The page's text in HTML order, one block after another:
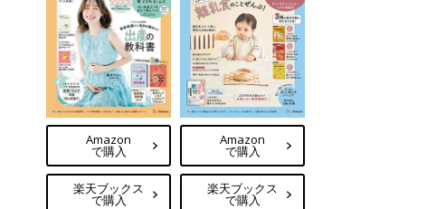
Amazon
で購入
楽天ブックス
で購入
Amazon
で購入
楽天ブックス
で購入